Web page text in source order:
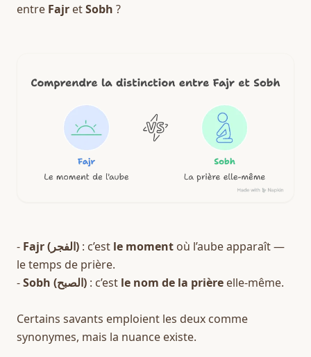
entre Fajr et Sobh ?
- Fajr (الفجر) : c’est le moment où l’aube apparaît —
le temps de prière.
-
Sobh (الصبح) : c’est le nom de la prière elle-même.
Certains savants emploient les deux comme
synonymes, mais la nuance existe.